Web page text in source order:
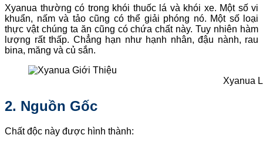
Xyanua thường có trong khói thuốc lá và khói xe. Một số vi
khuẩn, nấm và tảo cũng có thể giải phóng nó. Một số loại
thực vật chúng ta ăn cũng có chứa chất này. Tuy nhiên hàm
lượng rất thấp. Chẳng hạn như hạnh nhân, đậu nành, rau
bina, măng và củ sắn.
Xyanua
2. Nguồn Gốc
Chất độc này được hình thành: